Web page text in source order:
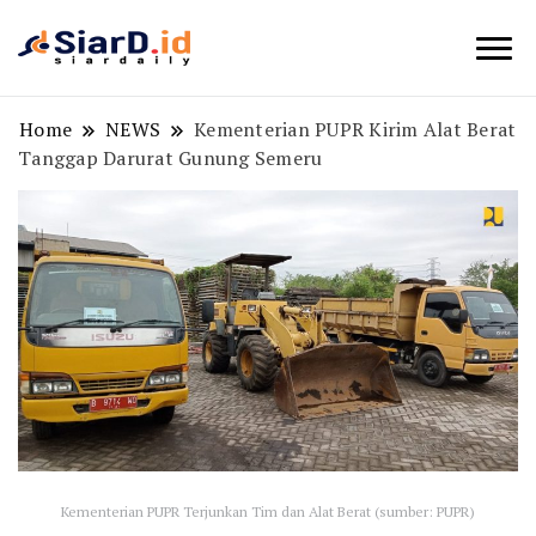
Home NEWS
Kementerian PUPR Kirim Alat Berat
Tanggap Darurat Gunung Semeru
Kementerian PUPR Terjunkan Tim dan Alat Berat (sumber: PUPR)